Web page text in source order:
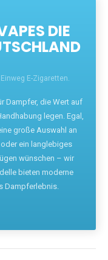
DIE
E-Zigaretten.
Dampfer, die Wert auf
legen. Egal,
große Auswahl an
ein langlebiges
wünschen – wir
bieten moderne
Dampferlebnis.